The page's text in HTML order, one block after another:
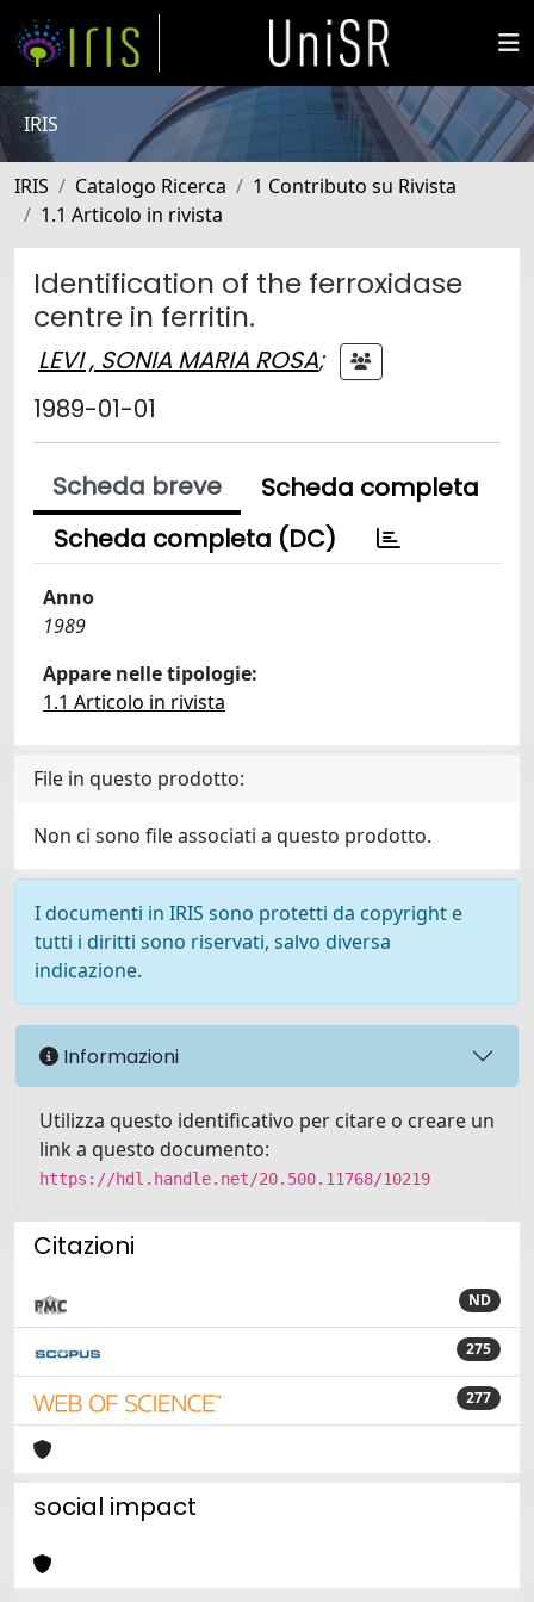
IRIS
IRIS Catalogo Ricerca
1 Contributo su Rivista
1.1 Articolo in rivista
Identification of the ferroxidase
centre in ferritin.
LEVI , SONIA MARIA ROSA;
1989-01-01
Scheda breve
Scheda completa
Scheda completa (DC)
Anno
1989
Appare nelle tipologie:
1.1 Articolo in rivista
File in questo prodotto:
Non ci sono file associati a questo prodotto.
I documenti in IRIS sono protetti da copyright e
tutti i diritti sono riservati, salvo diversa
indicazione.
Informazioni
Utilizza questo identificativo per citare o creare un
link a questo documento:
https://hdl.handle.net/20.500.11768/10219
Citazioni
ND
275
277
social impact